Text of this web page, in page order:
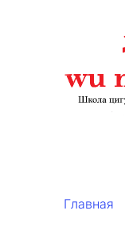
Главная